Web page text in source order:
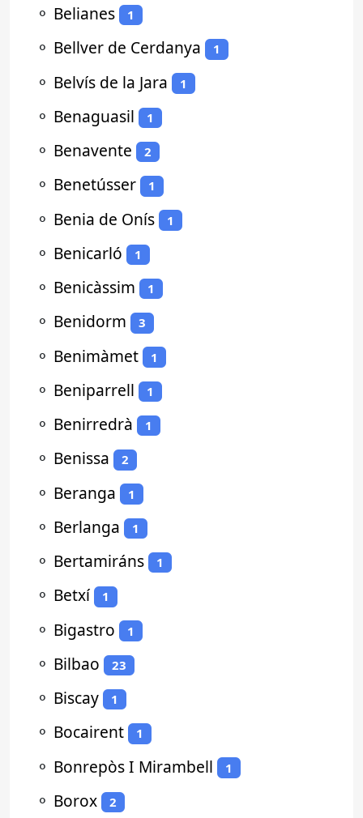
⚬ Belianes 1
⚬ Bellver de Cerdanya 1
⚬ Belvís de la Jara 1
⚬ Benaguasil 1
⚬ Benavente 2
⚬ Benetússer 1
⚬ Benia de Onís 1
⚬ Benicarló 1
⚬ Benicàssim 1
⚬ Benidorm 3
⚬ Benimàmet 1
⚬ Beniparrell 1
⚬ Benirredrà 1
⚬ Benissa 2
⚬ Beranga 1
⚬ Berlanga 1
⚬ Bertamiráns 1
⚬ Betxí 1
⚬ Bigastro 1
⚬ Bilbao 23
⚬ Biscay 1
⚬ Bocairent 1
⚬ Bonrepòs I Mirambell 1
⚬ Borox 2